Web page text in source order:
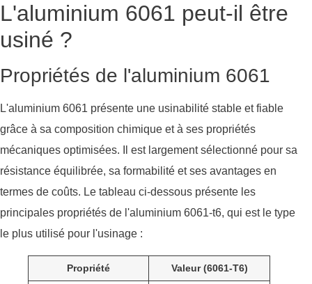
L'aluminium 6061 peut-il être
usiné ?
Propriétés de l'aluminium 6061
L'aluminium 6061 présente une usinabilité stable et fiable
grâce à sa composition chimique et à ses propriétés
mécaniques optimisées. Il est largement sélectionné pour sa
résistance équilibrée, sa formabilité et ses avantages en
termes de coûts. Le tableau ci-dessous présente les
principales propriétés de l'aluminium 6061-t6, qui est le type
le plus utilisé pour l'usinage :
Propriété Valeur (6061-T6)